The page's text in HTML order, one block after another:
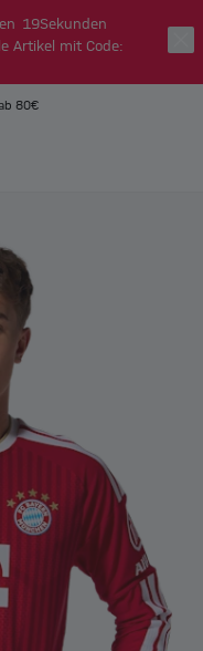
18Sekunden
Artikel mit Code:
80€